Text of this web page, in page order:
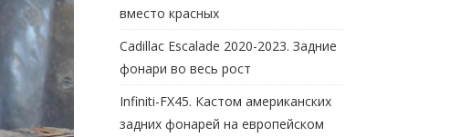
вместо красных
Cadillac Escalade 2020-2023. Задние
фонари во весь рост
Infiniti-FX45. Кастом американских
задних фонарей на европейском